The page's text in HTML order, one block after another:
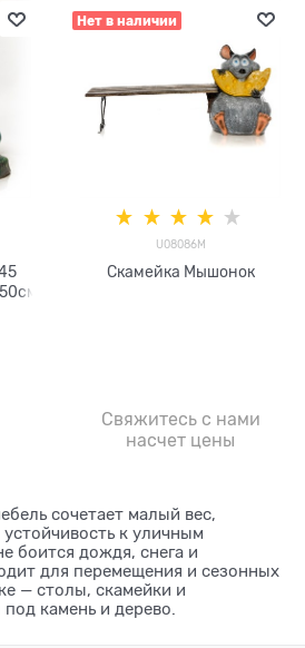
Нет в наличии
U08086M
Скамейка Мышонок
Свяжитесь с нами
насчет цены
сочетает малый вес,
к уличным
боится дождя, снега и
для перемещения и сезонных
— столы, скамейки и
камень и дерево.